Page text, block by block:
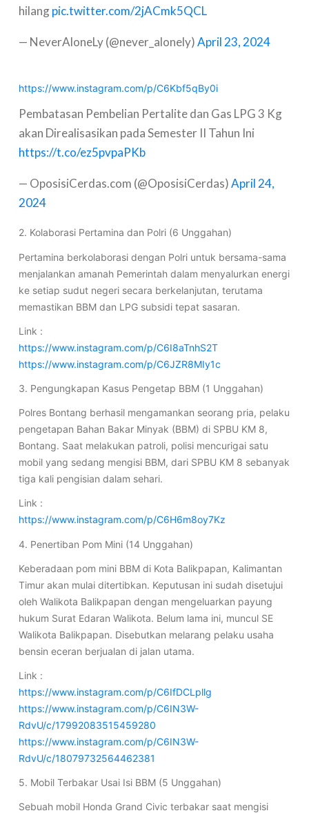
hilangpic.twitter.com/2jACmk5QCL
— NeverAloneLy (@never_alonely)April 23, 2024
https://www.instagram.com/p/C6Kbf5qBy0i
Pembatasan Pembelian Pertalite dan Gas LPG 3 Kg
akan Direalisasikan pada Semester II Tahun Ini
https://t.co/ez5pvpaPKb
— OposisiCerdas.com (@OposisiCerdas)April 24,
2024
2. Kolaborasi Pertamina dan Polri (6 Unggahan)
Pertamina berkolaborasi dengan Polri untuk bersama-sama
menjalankan amanah Pemerintah dalam menyalurkan energi
ke setiap sudut negeri secara berkelanjutan, terutama
memastikan BBM dan LPG subsidi tepat sasaran.
Link :
https://www.instagram.com/p/C6I8aTnhS2T
https://www.instagram.com/p/C6JZR8MIy1c
3. Pengungkapan Kasus Pengetap BBM (1 Unggahan)
Polres Bontang berhasil mengamankan seorang pria, pelaku
pengetapan Bahan Bakar Minyak (BBM) di SPBU KM 8,
Bontang. Saat melakukan patroli, polisi mencurigai satu
mobil yang sedang mengisi BBM, dari SPBU KM 8 sebanyak
tiga kali pengisian dalam sehari.
Link :
https://www.instagram.com/p/C6H6m8oy7Kz
4. Penertiban Pom Mini (14 Unggahan)
Keberadaan pom mini BBM di Kota Balikpapan, Kalimantan
Timur akan mulai ditertibkan. Keputusan ini sudah disetujui
oleh Walikota Balikpapan dengan mengeluarkan payung
hukum Surat Edaran Walikota. Belum lama ini, muncul SE
Walikota Balikpapan. Disebutkan melarang pelaku usaha
bensin eceran berjualan di jalan utama.
Link :
https://www.instagram.com/p/C6IfDCLpllg
https://www.instagram.com/p/C6IN3W-
RdvU/c/17992083515459280
https://www.instagram.com/p/C6IN3W-
RdvU/c/18079732564462381
5. Mobil Terbakar Usai Isi BBM (5 Unggahan)
Sebuah mobil Honda Grand Civic terbakar saat mengisi